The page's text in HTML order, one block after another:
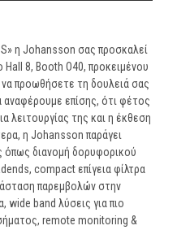
η Johansson σας προσκαλεί
8, Booth O40, προκειμένου
προωθήσετε τη δουλειά σας
αναφέρουμε επίσης, ότι φέτος
λειτουργίας της και η έκθεση
η Johansson παράγει
όπως διανομή δορυφορικού
compact επίγεια φίλτρα
παρεμβολών στην
wide band λύσεις για πιο
remote monitoring &